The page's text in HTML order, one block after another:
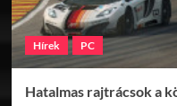
Hírek PC
Hatalmas rajtrácsok a